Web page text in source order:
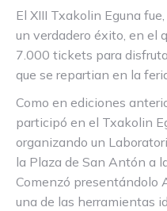
El XIII Txakolin Eguna
un verdadero éxito, en el
7.000 tickets para
que se repartian en la
Como en ediciones
participó en el Txakolin
organizando un
la Plaza de San Antón a
Comenzó presentándolo
una de las herramientas